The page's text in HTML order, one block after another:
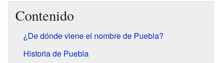
Contenido
¿De dónde viene el nombre de Puebla?
Historia de Puebla